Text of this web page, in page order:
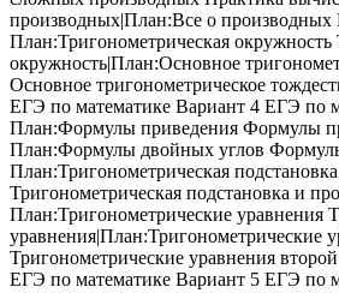
производных|План:Все о производных
План:Тригонометрическая окружность
окружность|План:Основное
Основное тригонометрическое
ЕГЭ по математике Вариант 4 ЕГЭ по
План:Формулы приведения Формулы
План:Формулы двойных углов
План:Тригонометрическая
Тригонометрическая подстановка и
План:Тригонометрические уравнения
уравнения|План:Тригонометрические
Тригонометрические уравнения
ЕГЭ по математике Вариант 5 ЕГЭ по